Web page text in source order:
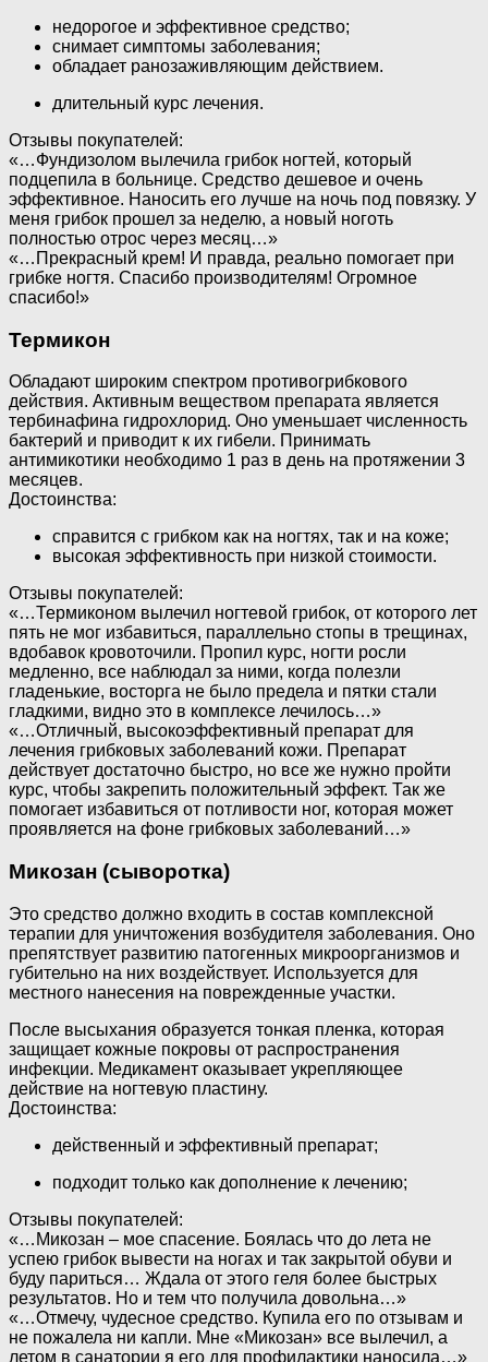
недорогое и эффективное средство;
снимает симптомы заболевания;
обладает ранозаживляющим действием.
длительный курс лечения.
Отзывы покупателей:
«…Фундизолом вылечила грибок ногтей, который
подцепила в больнице. Средство дешевое и очень
эффективное. Наносить его лучше на ночь под повязку. У
меня грибок прошел за неделю, а новый ноготь
полностью отрос через месяц…»
«…Прекрасный крем! И правда, реально помогает при
грибке ногтя. Спасибо производителям! Огромное
спасибо!»
Термикон
Обладают широким спектром противогрибкового
действия. Активным веществом препарата является
тербинафина гидрохлорид. Оно уменьшает численность
бактерий и приводит к их гибели. Принимать
антимикотики необходимо 1 раз в день на протяжении 3
месяцев.
Достоинства:
справится с грибком как на ногтях, так и на коже;
высокая эффективность при низкой стоимости.
Отзывы покупателей:
«…Термиконом вылечил ногтевой грибок, от которого лет
пять не мог избавиться, параллельно стопы в трещинах,
вдобавок кровоточили. Пропил курс, ногти росли
медленно, все наблюдал за ними, когда полезли
гладенькие, восторга не было предела и пятки стали
гладкими, видно это в комплексе лечилось…»
«…Отличный, высокоэффективный препарат для
лечения грибковых заболеваний кожи. Препарат
действует достаточно быстро, но все же нужно пройти
курс, чтобы закрепить положительный эффект. Так же
помогает избавиться от потливости ног, которая может
проявляется на фоне грибковых заболеваний…»
Микозан (сыворотка)
Это средство должно входить в состав комплексной
терапии для уничтожения возбудителя заболевания. Оно
препятствует развитию патогенных микроорганизмов и
губительно на них воздействует. Используется для
местного нанесения на поврежденные участки.
После высыхания образуется тонкая пленка, которая
защищает кожные покровы от распространения
инфекции. Медикамент оказывает укрепляющее
действие на ногтевую пластину.
Достоинства:
действенный и эффективный препарат;
подходит только как дополнение к лечению;
Отзывы покупателей:
«…Микозан – мое спасение. Боялась что до лета не
успею грибок вывести на ногах и так закрытой обуви и
буду париться… Ждала от этого геля более быстрых
результатов. Но и тем что получила довольна…»
«…Отмечу, чудесное средство. Купила его по отзывам и
не пожалела ни капли. Мне «Микозан» все вылечил, а
летом в санатории я его для профилактики наносила…»